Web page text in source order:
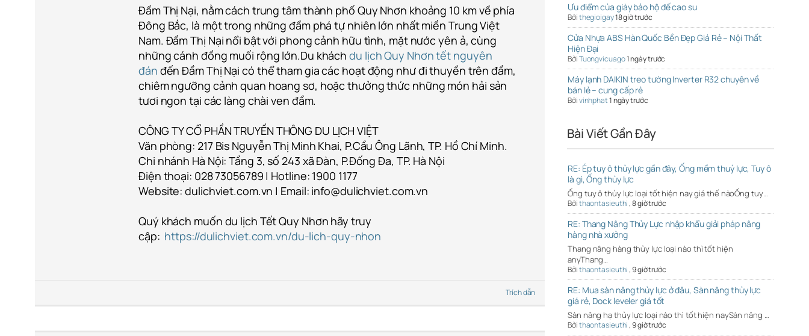
Đầm Thị Nại, nằm cách trung tâm thành phố Quy Nhơn khoảng 10 km về phía
Đông Bắc, là một trong những đầm phá tự nhiên lớn nhất miền Trung Việt
Nam. Đầm Thị Nại nổi bật với phong cảnh hữu tình, mặt nước yên ả, cùng
những cánh đồng muối rộng lớn.Du kháchdu lịch Quy Nhơn tết nguyên
đán đến Đầm Thị Nại có thể tham gia các hoạt động như đi thuyền trên đầm,
chiêm ngưỡng cảnh quan hoang sơ, hoặc thưởng thức những món hải sản
tươi ngon tại các làng chài ven đầm.
CÔNG TY CỔ PHẦN TRUYỀN THÔNG DU LỊCH VIỆT
Văn phòng: 217 Bis Nguyễn Thị Minh Khai, P.Cầu Ông Lãnh, TP. Hồ Chí Minh.
Chi nhánh Hà Nội: Tầng 3, số 243 xã Đàn, P.Đống Đa, TP. Hà Nội
Điện thoại: 028 73056789 | Hotline: 1900 1177
Website: dulichviet.com.vn | Email: info@dulichviet.com.vn
Quý khách muốn du lịch Tết Quy Nhơn hãy truy
cập: https://dulichviet.com.vn/du-lich-quy-nhon
Trích dẫn
Ưu điểm của giày bảo hộ đế cao su
Bởithegioigay18 giờ trước
Cửa Nhựa ABS Hàn Quốc Bền Đẹp Giá Rẻ – Nội Thất
Hiện Đại
BởiTuongvicuago1 ngày trước
Máy lạnh DAIKIN treo tường Inverter R32 chuyên về
bán lẻ – cung cấp rẻ
Bởivinhphat1 ngày trước
Bài Viết Gần Đây
RE: Ép tuy ô thủy lực gần đây, Ống mềm thuỷ lực, Tuy ô
là gì, Ống thủy lực
Ống tuy ô thủy lực loại tốt hiện nay giá thế nàoỐng tuy…
Bởithaontasieuthi,8 giờ trước
RE: Thang Nâng Thủy Lực nhập khẩu giải pháp nâng
hàng nhà xưởng
Thang nâng hàng thủy lực loại nào thì tốt hiện
anyThang…
Bởithaontasieuthi,9 giờ trước
RE: Mua sàn nâng thủy lực ở đâu, Sàn nâng thủy lực
giá rẻ, Dock leveler giá tốt
Sàn nâng hạ thủy lực loại nào thì tốt hiện naySàn nâng …
Bởithaontasieuthi,9 giờ trước